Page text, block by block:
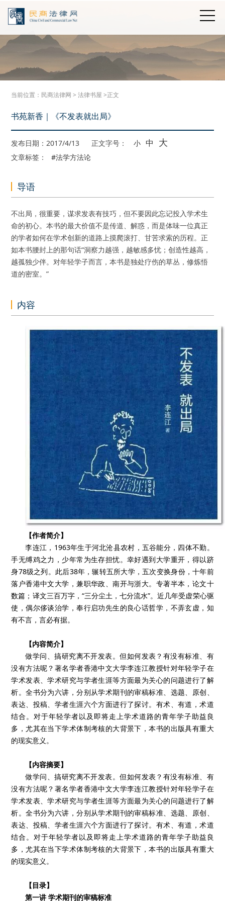
当前位置： 民商法律网 >法律书屋 >正文
书苑新香｜《不发表就出局》
发布日期：2017/4/13 正文字号： 小 中 大
文章标签： #法学方法论
导语
不出局，很重要，谋求发表有技巧，但不要因此忘记投入学术生
命的初心。本书的最大价值不是传道、解惑，而是体味一位真正
的学者如何在学术创新的道路上摸爬滚打、甘苦求索的历程。正
如本书腰封上的那句话“洞察力越强，越敏感多忧；创造性越高，
越孤独少伴。对年轻学子而言，本书是独处疗伤的草丛，修炼悟
道的密室。”
内容
【作者简介】
李连江，1963年生于河北沧县农村，五谷能分，四体不勤。
手无缚鸡之力，少年常为生存担忧。幸好遇到大学重开，得以跻
身78级之列。此后38年，辗转五所大学，五次变换身份，十年前
落户香港中文大学，兼职华政、南开与浙大。专著半本，论文十
数篇；译文三百万字，“三分尘土，七分流水”。近几年受虚荣心驱
使，偶尔侈谈治学，奉行启功先生的良心话哲学，不弄玄虚，知
有不言，言必有据。
【内容简介】
做学问、搞研究离不开发表。但如何发表？有没有标准、有
没有方法呢？著名学者香港中文大学李连江教授针对年轻学子在
学术发表、学术研究与学者生涯等方面最为关心的问题进行了解
析。全书分为六讲，分别从学术期刊的审稿标准、选题、原创、
表达、投稿、学者生涯六个方面进行了探讨。有术、有道，术道
结合。对于年轻学者以及即将走上学术道路的青年学子助益良
多，尤其在当下学术体制考核的大背景下，本书的出版具有重大
的现实意义。
【内容摘要】
做学问、搞研究离不开发表。但如何发表？有没有标准、有
没有方法呢？著名学者香港中文大学李连江教授针对年轻学子在
学术发表、学术研究与学者生涯等方面最为关心的问题进行了解
析。全书分为六讲，分别从学术期刊的审稿标准、选题、原创、
表达、投稿、学者生涯六个方面进行了探讨。有术、有道，术道
结合。对于年轻学者以及即将走上学术道路的青年学子助益良
多，尤其在当下学术体制考核的大背景下，本书的出版具有重大
的现实意义。
【目录】
第一讲 学术期刊的审稿标准